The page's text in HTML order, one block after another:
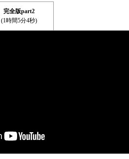
完全版part2
(1時間5分4秒)